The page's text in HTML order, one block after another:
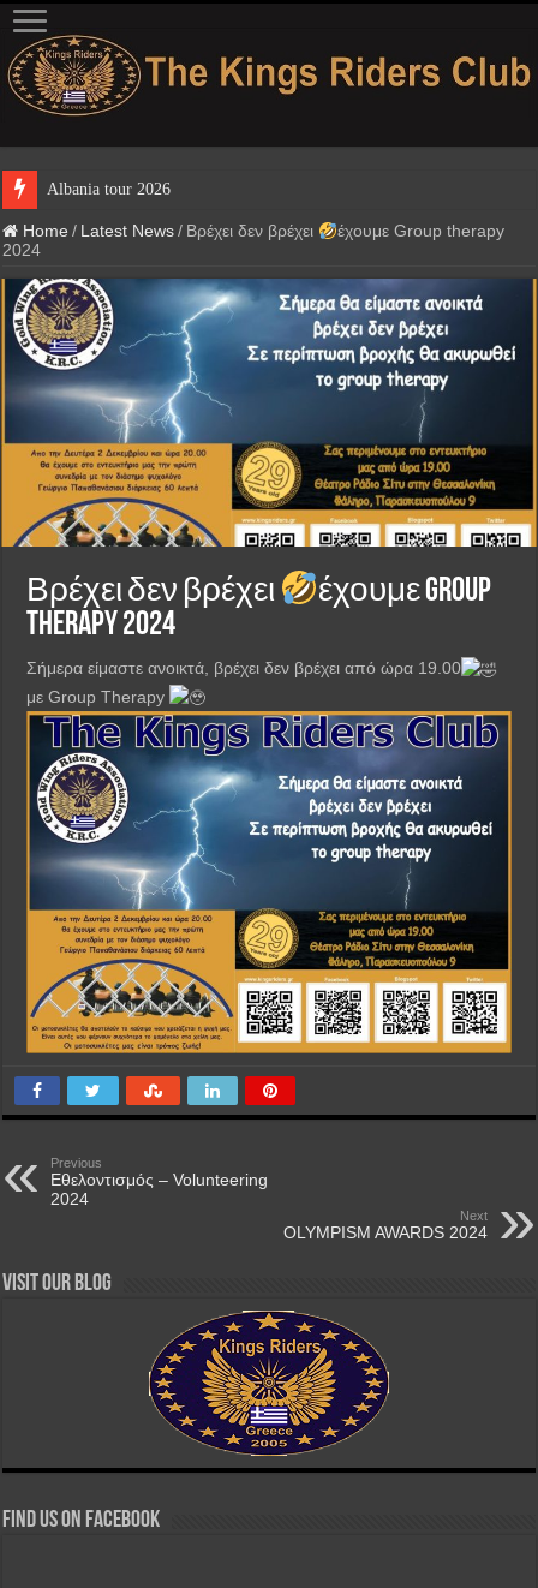
Albania tour 2026
Home / Latest News / Βρέχει δεν βρέχει
έχουμε Group therapy
2024
Βρέχει δεν βρέχει
έχουμε Group
therapy 2024
Σήμερα είμαστε ανοικτά, βρέχει δεν βρέχει από ώρα 19.00
με Group Therapy
Previous
Εθελοντισμός – Volunteering
2024
Next
OLYMPISM AWARDS 2024
Visit our Blog
Find us on Facebook